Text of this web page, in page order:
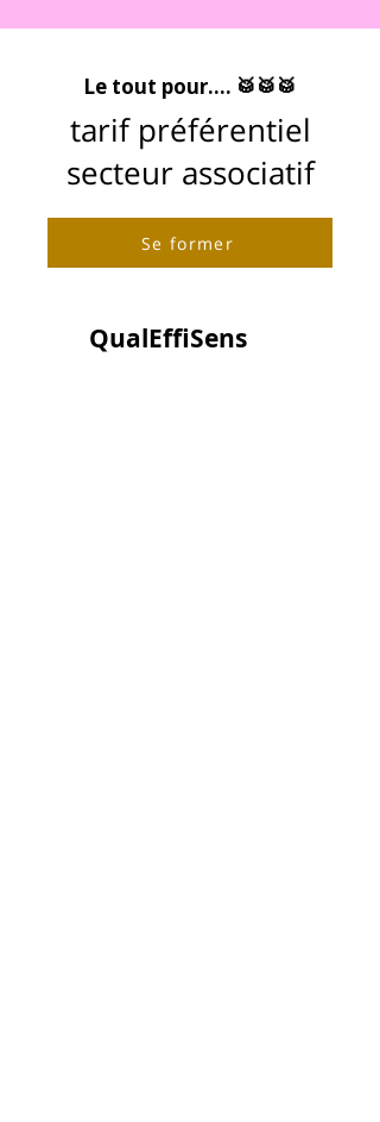
Le tout pour.... 🥁🥁🥁
tarif préférentiel
secteur associatif
Se former
QualEffiSens